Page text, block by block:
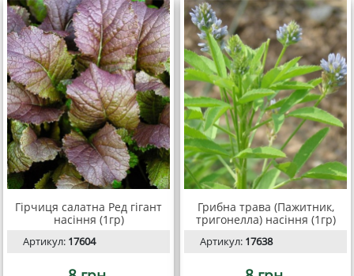
Гірчиця салатна Ред гігант
насіння (1гр)
Артикул: 17604
Грибна трава (Пажитник,
тригонелла) насіння (1гр)
Артикул: 17638